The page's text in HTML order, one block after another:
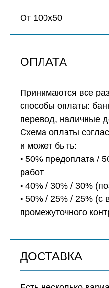
От 100х50
ОПЛАТА
Принимаются все
способы оплаты:
перевод, наличные
Схема оплаты
и может быть:
▪️ 50% предоплата /
работ
▪️ 40% / 30% / 30%
▪️ 50% / 25% / 25% (с
промежуточного
ДОСТАВКА